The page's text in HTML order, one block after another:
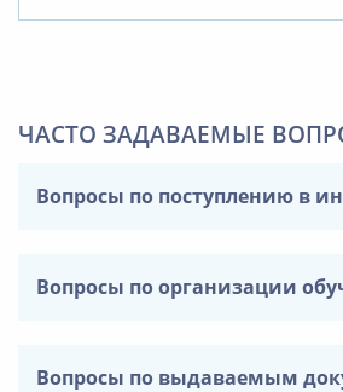
ЧАСТО ЗАДАВАЕМЫЕ
Вопросы по поступлению в
Вопросы по организации
Вопросы по выдаваемым